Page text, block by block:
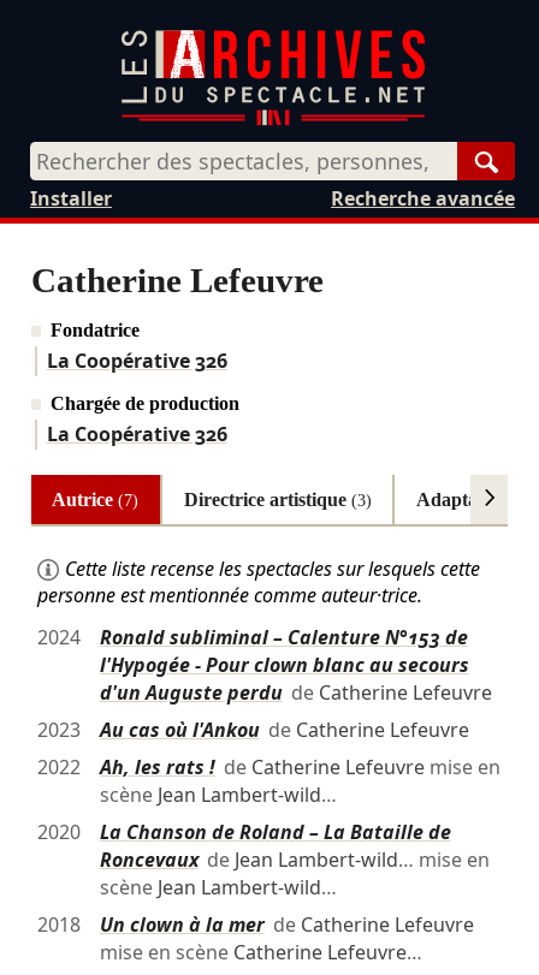
Recherche avancée
Installer
Catherine Lefeuvre
Fondatrice
La Coopérative 326
Chargée de production
La Coopérative 326
Autrice(7) Directrice artistique (3) Adaptatrice
Cette liste recense les spectacles sur lesquels cette
personne est mentionnée comme auteur·trice.
2024
Ronald subliminal – Calenture N°153 de
l'Hypogée - Pour clown blanc au secours
d'un Auguste perdude Catherine Lefeuvre
2023
Au cas où l'Ankoude Catherine Lefeuvre
2022
Ah, les rats !de Catherine Lefeuvremise en
scène Jean Lambert-wild…
2020
La Chanson de Roland – La Bataille de
Roncevauxde Jean Lambert-wild… mise en
scène Jean Lambert-wild…
2018
Un clown à la merde Catherine Lefeuvre
mise en scène Catherine Lefeuvre…